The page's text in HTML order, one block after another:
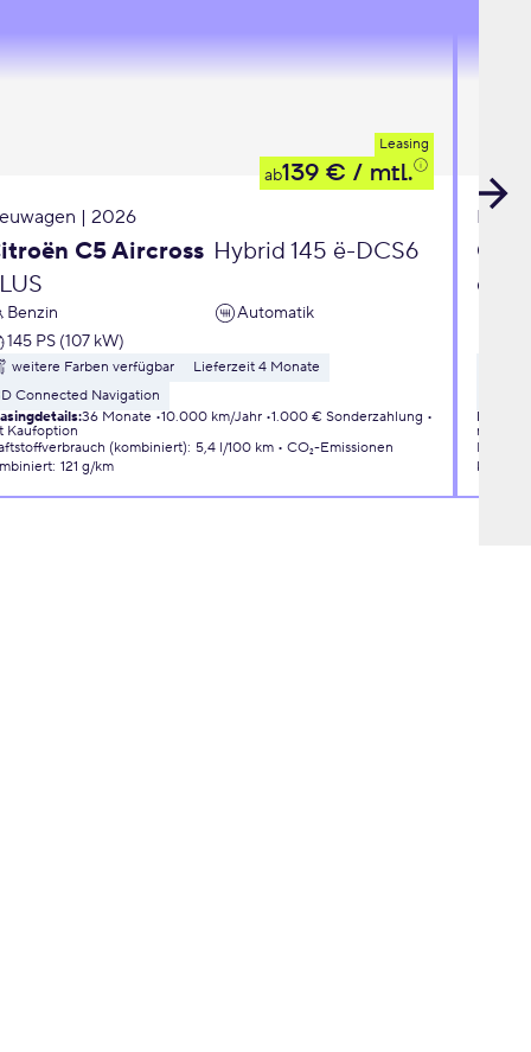
Leasing
ab139 € / mtl.
| 2026
C5 Aircross Hybrid 145 ë-DCS6
Benzin
Automatik
145 PS (107 kW)
weitere Farben verfügbar
Lieferzeit 4 Monate
Connected Navigation
:36 Monate 10.000 km/Jahr 1.000 € Sonderzahlung
Kaufoption
(kombiniert): 5,4 l/100 km
CO₂-Emissionen
: 121 g/km
mit